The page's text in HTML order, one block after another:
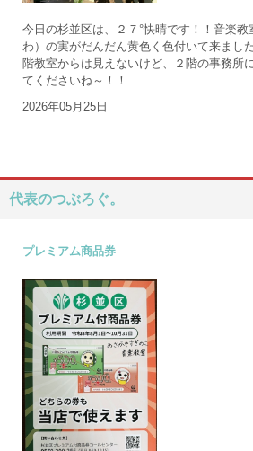
今日の杉並区は、２７°快晴です！！音楽
わ）の実がだんだん黄色く色付いて来まし
階教室からは見えないけど、２階の事務所
てくださいね～！！
2026年05月25日
代表のつぶろぐ。
プレミアム商品券